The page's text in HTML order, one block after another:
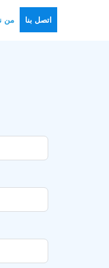
من اتصل بنا